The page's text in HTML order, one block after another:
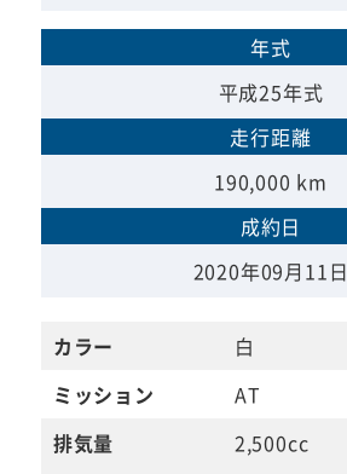
年式
平成25年式
走行距離
190,000 km
成約日
2020年09月11日
カラー
白
ミッション
AT
排気量
2,500cc